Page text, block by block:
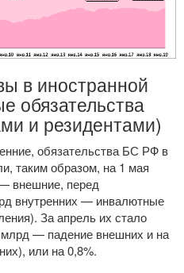
в иностранной
обязательства
и резидентами)
обязательства БС РФ в
таким образом, на 1 мая
внешние, перед
внутренних — инвалютные
За апрель их стало
— падение внешних и на
или на 0,8%.